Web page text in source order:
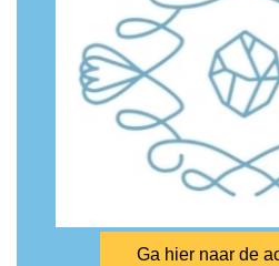
Ga hier naar de